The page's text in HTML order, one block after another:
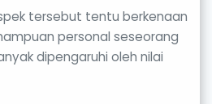
tersebut tentu berkenaan
personal seseorang
dipengaruhi oleh nilai